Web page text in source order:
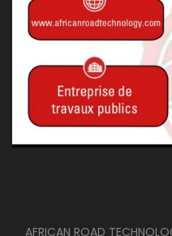
AFRICAN ROAD